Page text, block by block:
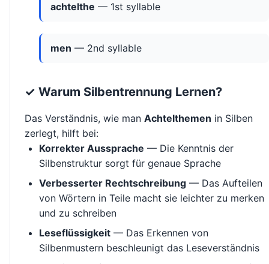
achtelthe — 1st syllable
men — 2nd syllable
✓ Warum Silbentrennung Lernen?
Das Verständnis, wie man Achtelthemen in Silben
zerlegt, hilft bei:
Korrekter Aussprache — Die Kenntnis der
Silbenstruktur sorgt für genaue Sprache
Verbesserter Rechtschreibung — Das Aufteilen
von Wörtern in Teile macht sie leichter zu merken
und zu schreiben
Leseflüssigkeit — Das Erkennen von
Silbenmustern beschleunigt das Leseverständnis